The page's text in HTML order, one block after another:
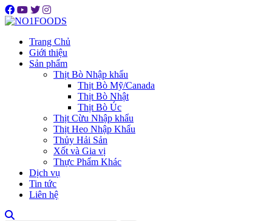
Trang Chủ
Giới thiệu
Sản phẩm
Thịt Bò Nhập khẩu
Thịt Bò Mỹ/Canada
Thịt Bò Nhật
Thịt Bò Úc
Thịt Cừu Nhập khẩu
Thịt Heo Nhập Khẩu
Thủy Hải Sản
Xốt và Gia vị
Thực Phẩm Khác
Dịch vụ
Tin tức
Liên hệ